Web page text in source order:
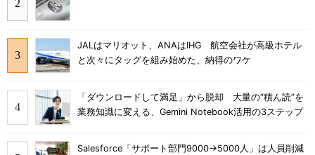
JALはマリオット、ANAはIHG 航空会社が高級ホテル
と次々にタッグを組み始めた、納得のワケ
「ダウンロードして満足」から脱却 大量の“積ん読”を
業務知識に変える、Gemini Notebook活用の3ステップ
Salesforce「サポート部門9000→5000人」は人員削減